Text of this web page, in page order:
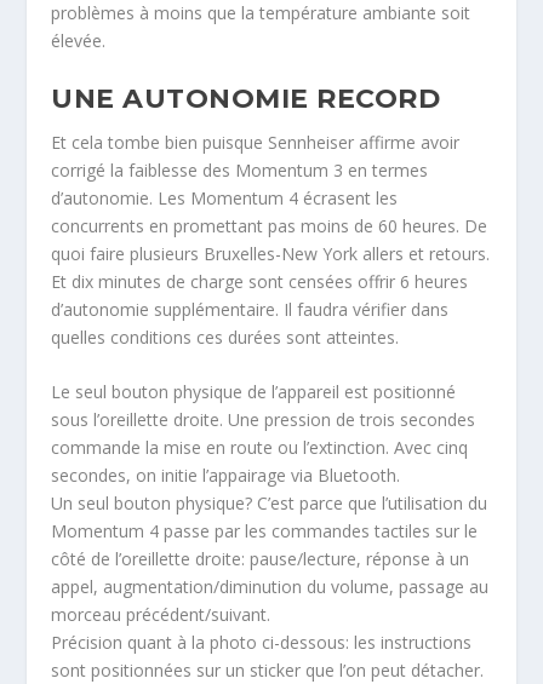
problèmes à moins que la température ambiante soit
élevée.
UNE AUTONOMIE RECORD
Et cela tombe bien puisque Sennheiser affirme avoir
corrigé la faiblesse des Momentum 3 en termes
d’autonomie. Les Momentum 4 écrasent les
concurrents en promettant pas moins de 60 heures. De
quoi faire plusieurs Bruxelles-New York allers et retours.
Et dix minutes de charge sont censées offrir 6 heures
d’autonomie supplémentaire. Il faudra vérifier dans
quelles conditions ces durées sont atteintes.
Le seul bouton physique de l’appareil est positionné
sous l’oreillette droite. Une pression de trois secondes
commande la mise en route ou l’extinction. Avec cinq
secondes, on initie l’appairage via Bluetooth.
Un seul bouton physique? C’est parce que l’utilisation du
Momentum 4 passe par les commandes tactiles sur le
côté de l’oreillette droite: pause/lecture, réponse à un
appel, augmentation/diminution du volume, passage au
morceau précédent/suivant.
Précision quant à la photo ci-dessous: les instructions
sont positionnées sur un sticker que l’on peut détacher.